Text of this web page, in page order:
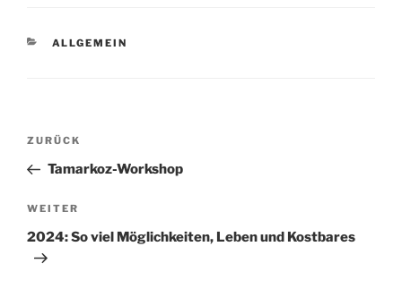
KATEGORIEN
ALLGEMEIN
Beitragsnavigation
Vorheriger
Beitrag
ZURÜCK
Tamarkoz-Workshop
Nächster
Beitrag
WEITER
2024: So viel Möglichkeiten, Leben und Kostbares